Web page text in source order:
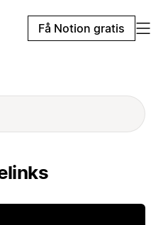
Få Notion gratis